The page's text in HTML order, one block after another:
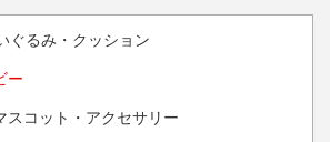
ぐるみ・クッション
ー
スコット・アクセサリー